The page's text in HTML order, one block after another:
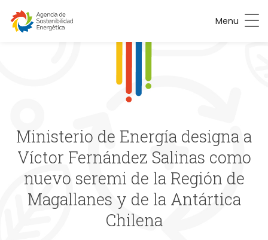
Menu
Ministerio de Energía designa a
Víctor Fernández Salinas como
nuevo seremi de la Región de
Magallanes y de la Antártica
Chilena